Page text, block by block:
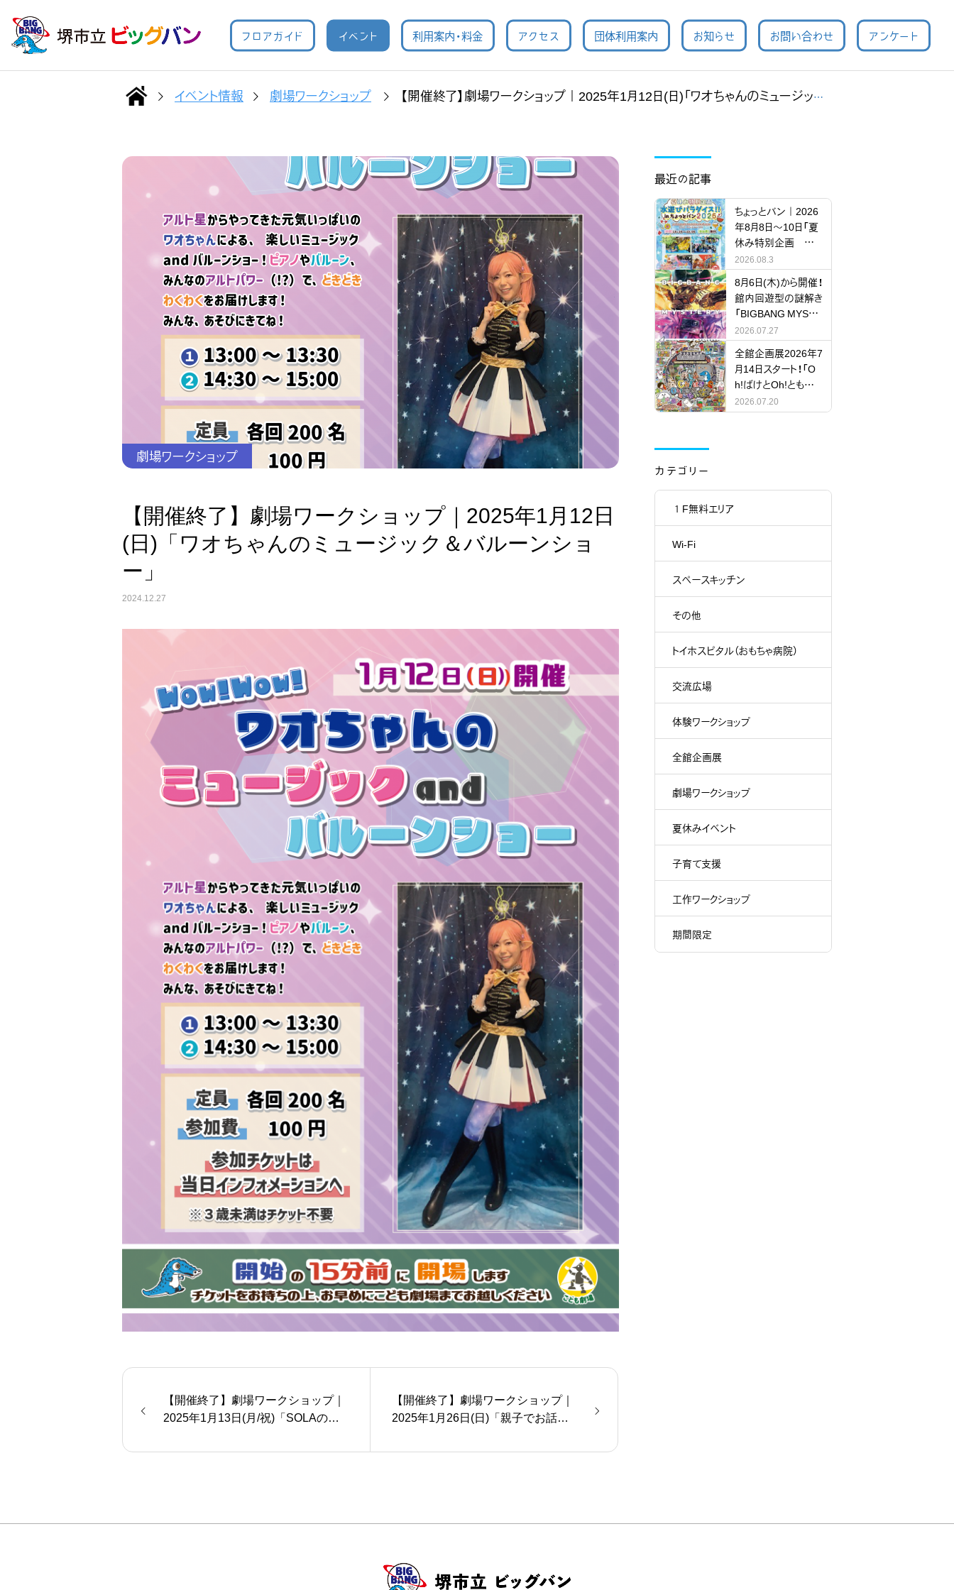
フロアガイド イベント 利用案内・料金 アクセス 団体利用案内 お知らせ お問い合わせ アンケート
イベント情報 劇場ワークショップ 【開催終了】劇場ワークショップ｜2025年1月12日(日)「ワオちゃんのミュージック＆バルーンショー」
劇場ワークショップ
【開催終了】劇場ワークショップ｜2025年1月12日
(日)「ワオちゃんのミュージック＆バルーンショ
ー」
2024.12.27
【開催終了】劇場ワークショップ｜
2025年1月13日(月/祝)「SOLAのコ
【開催終了】劇場ワークショップ｜
2025年1月26日(日)「親子でお話を
最近の記事
ちょっとバン｜2026
年8月8日～10日「夏
休み特別企画 水
遊びパラダイス!!」
2026.08.3
8月6日(木)から開催！
館内回遊型の謎解き
「BIGBANG MYSTE
RY」
2026.07.27
全館企画展2026年7
月14日スタート！「O
h!ばけとOh!ともだち
にならない怪？」
2026.07.20
カテゴリー
１F無料エリア
Wi-Fi
スペースキッチン
その他
トイホスピタル（おもちゃ病院）
交流広場
体験ワークショップ
全館企画展
劇場ワークショップ
夏休みイベント
子育て支援
工作ワークショップ
期間限定